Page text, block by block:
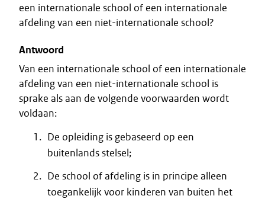
een internationale school of een internationale
afdeling van een niet-internationale school?
Antwoord
Van een internationale school of een internationale
afdeling van een niet-internationale school is
sprake als aan de volgende voorwaarden wordt
voldaan:
De opleiding is gebaseerd op een
buitenlands stelsel;
De school of afdeling is in principe alleen
toegankelijk voor kinderen van buiten het